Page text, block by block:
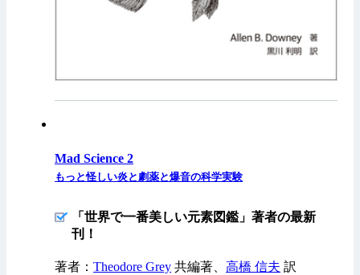
Mad Science 2
もっと怪しい炎と劇薬と爆音の科学実験
「世界で一番美しい元素図鑑」著者の最新
刊！
著者： Theodore Grey 共編著、 高橋 信夫 訳